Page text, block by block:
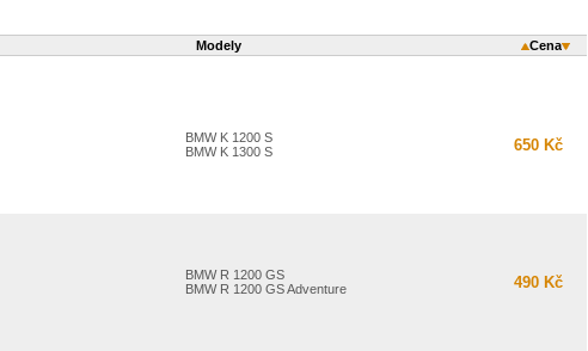
Modely Cena
BMW K 1200 S
BMW K 1300 S
650 Kč
BMW R 1200 GS
BMW R 1200 GS Adventure
490 Kč